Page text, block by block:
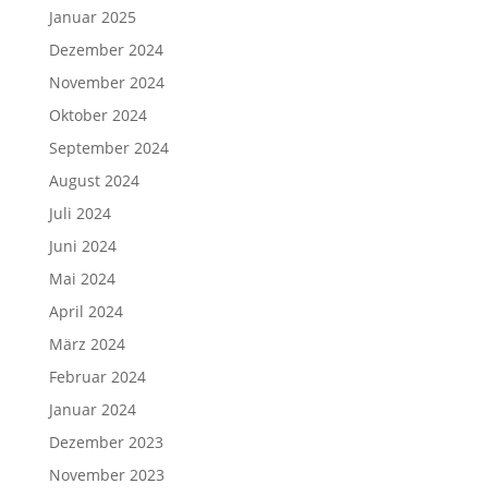
Januar 2025
Dezember 2024
November 2024
Oktober 2024
September 2024
August 2024
Juli 2024
Juni 2024
Mai 2024
April 2024
März 2024
Februar 2024
Januar 2024
Dezember 2023
November 2023